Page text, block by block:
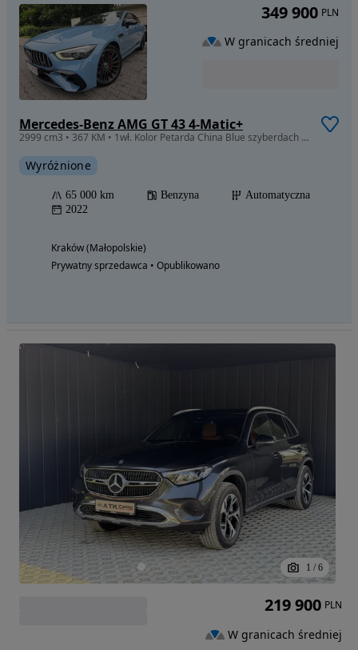
Mercedes-Benz AMG GT 43 4-Matic+
2999 cm3 • 367 KM • 1wł. Kolor Petarda China Blue szyberdach Akt. Wydech 360 Multibeam
Wyróżnione
65 000 km Benzyna
Automatyczna
2022
Kraków (Małopolskie)
Prywatny sprzedawca • Opublikowano
349 900 PLN
W granicach średniej
1 / 6
219 900 PLN
W granicach średniej